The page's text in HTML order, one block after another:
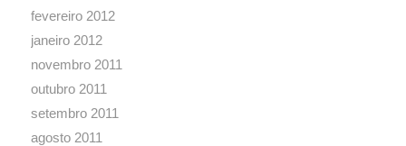
fevereiro 2012
janeiro 2012
novembro 2011
outubro 2011
setembro 2011
agosto 2011